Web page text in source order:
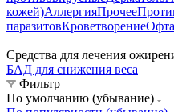
кожей)АллергияПрочее
паразитовКроветворение
—
Средства для лечения
БАД для снижения веса
Фильтр
По умолчанию (убывание)